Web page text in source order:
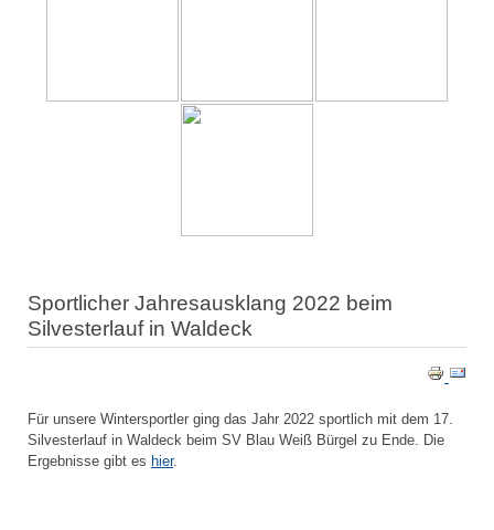
Sportlicher Jahresausklang 2022 beim
Silvesterlauf in Waldeck
Für unsere Wintersportler ging das Jahr 2022 sportlich mit dem 17.
Silvesterlauf in Waldeck beim SV Blau Weiß Bürgel zu Ende. Die
Ergebnisse gibt es hier.